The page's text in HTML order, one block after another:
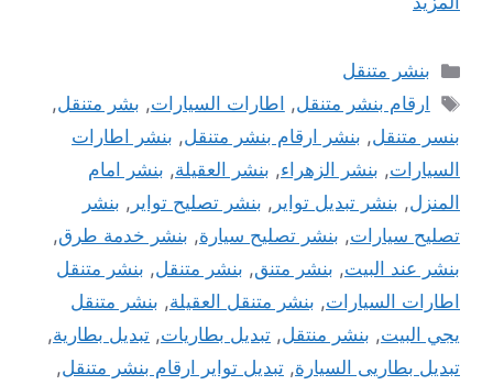
التصنيفات
بنشر متنقل
الوسوم
ارقام بنشر متنقل, اطارات السيارات, بشر متنقل,
بنسر متنقل, بنشر ارقام بنشر متنقل, بنشر اطارات
السيارات, بنشر الزهراء, بنشر العقيلة, بنشر امام
المنزل, بنشر تبديل تواير , بنشر تصليح تواير , بنشر
تصليح سيارات, بنشر تصليح سيارة, بنشر خدمة طرق,
بنشر عند البيت, بنشر متنق, بنشر متنقل, بنشر متنقل
اطارات السيارات, بنشر متنقل العقيلة, بنشر متنقل
يجي البيت, بنشر منتقل, تبديل بطاريات, تبديل بطارية,
تبديل بطاريى السيارة, تبديل تواير ارقام بنشر متنقل,